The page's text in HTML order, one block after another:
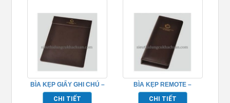
BÌA KẸP GIẤY GHI CHÚ –
TP695050
CHI TIẾT
BÌA KẸP REMOTE –
TP695049
CHI TIẾT